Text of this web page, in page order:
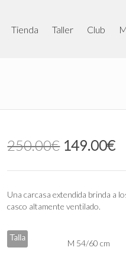
Tienda Taller Club
250.00€ El
precio
original
250.00€.
149.00€El
Una carcasa extendida brinda a
casco altamente ventilado.
Talla